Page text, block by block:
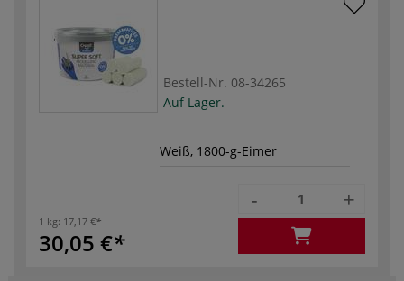
Bestell-Nr. 08-34265
Auf Lager.
Weiß, 1800-g-Eimer
1 kg: 17,17 €
30,05 €
- +